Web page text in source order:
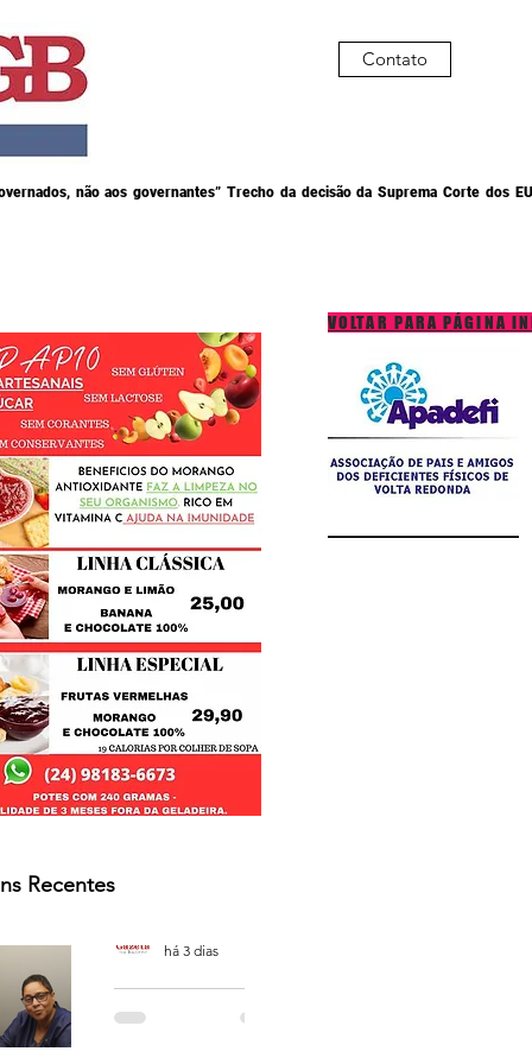
não aos governantes” Trecho da decisão da Suprema Corte dos
Contato
VOLTAR PARA PÁGINA
Recentes
PODCAST
'CAFÉ
há 3 dias